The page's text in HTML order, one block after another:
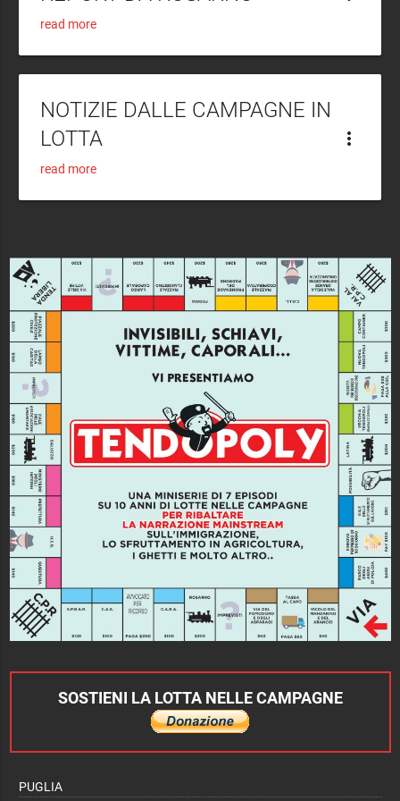
read more
NOTIZIE DALLE CAMPAGNE IN
LOTTA
more_vert
read more
SOSTIENI LA LOTTA NELLE CAMPAGNE
PUGLIA